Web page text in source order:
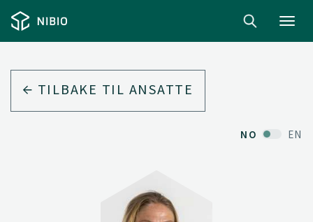
TILBAKE TIL ANSATTE
NO EN